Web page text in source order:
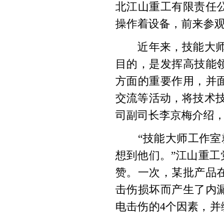
北江山重工有限责任
操作着设备，前来参
近年来，技能大师
目的，是发挥高技能
方面的重要作用，并
交流等活动，将技术
司副司长李京梅介绍
“技能大师工作室
想到他们。”江山重
赞。一次，某批产品
击伤损坏而产生了内
电击伤的4个因素，